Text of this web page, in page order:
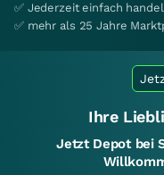
✅ Jederzeit einfach
✅ mehr als 25 Jahre
Ihre
Jetzt Depot bei